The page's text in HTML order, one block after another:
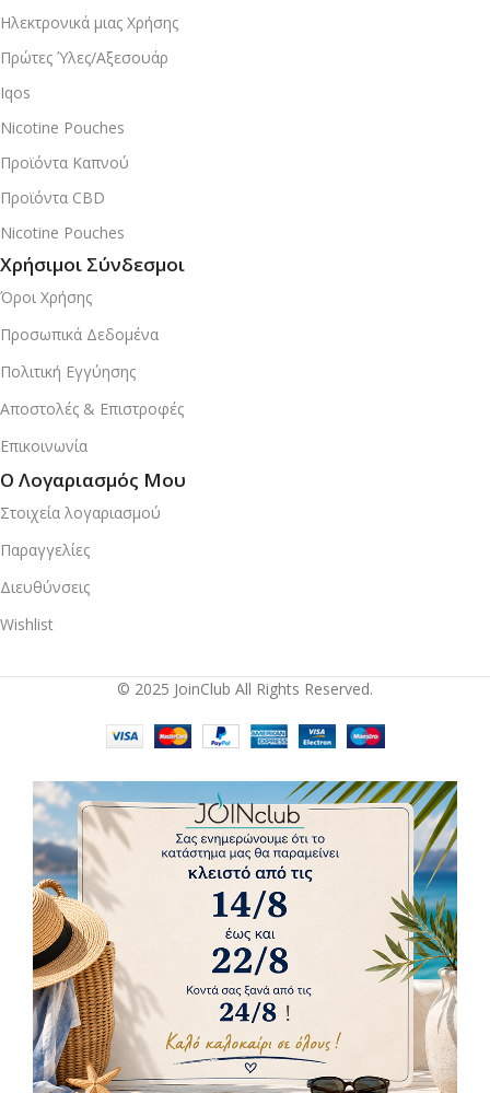
Ηλεκτρονικά μιας Χρήσης
Πρώτες Ύλες/Αξεσουάρ
Iqos
Nicotine Pouches
Προϊόντα Καπνού
Προϊόντα CBD
Nicotine Pouches
Χρήσιμοι Σύνδεσμοι
Όροι Χρήσης
Προσωπικά Δεδομένα
Πολιτική Εγγύησης
Αποστολές & Επιστροφές
Επικοινωνία
Ο Λογαριασμός Μου
Στοιχεία λογαριασμού
Παραγγελίες
Διευθύνσεις
Wishlist
© 2025 JoinClub All Rights Reserved.